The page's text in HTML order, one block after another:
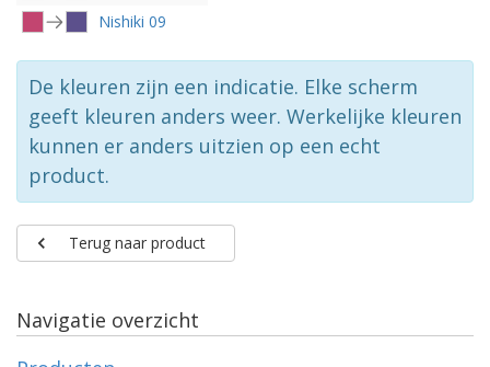
Nishiki 09
De kleuren zijn een indicatie. Elke scherm
geeft kleuren anders weer. Werkelijke kleuren
kunnen er anders uitzien op een echt
product.
Terug naar product
Navigatie overzicht